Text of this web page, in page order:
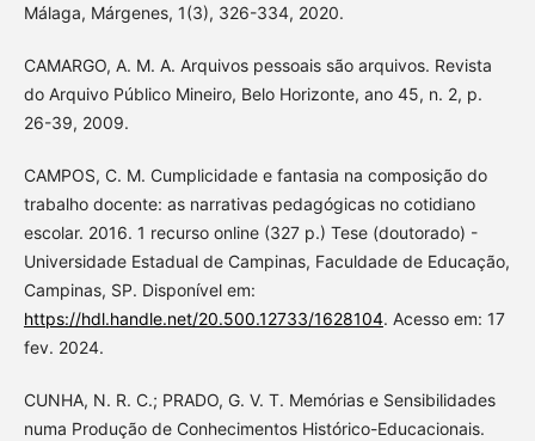
Málaga, Márgenes, 1(3), 326-334, 2020.
CAMARGO, A. M. A. Arquivos pessoais são arquivos. Revista
do Arquivo Público Mineiro, Belo Horizonte, ano 45, n. 2, p.
26-39, 2009.
CAMPOS, C. M. Cumplicidade e fantasia na composição do
trabalho docente: as narrativas pedagógicas no cotidiano
escolar. 2016. 1 recurso online (327 p.) Tese (doutorado) -
Universidade Estadual de Campinas, Faculdade de Educação,
Campinas, SP. Disponível em:
https://hdl.handle.net/20.500.12733/1628104. Acesso em: 17
fev. 2024.
CUNHA, N. R. C.; PRADO, G. V. T. Memórias e Sensibilidades
numa Produção de Conhecimentos Histórico-Educacionais.